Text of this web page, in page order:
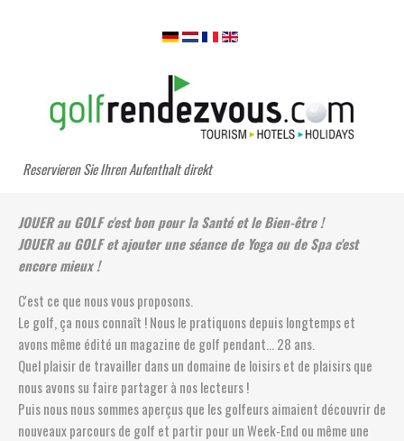
Reservieren Sie Ihren Aufenthalt direkt
JOUER au GOLF c'est bon pour la Santé et le Bien-être !
JOUER au GOLF et ajouter une séance de Yoga ou de Spa c'est
encore mieux !
C'est ce que nous vous proposons.
Le golf, ça nous connaît ! Nous le pratiquons depuis longtemps et
avons même édité un magazine de golf pendant... 28 ans.
Quel plaisir de travailler dans un domaine de loisirs et de plaisirs que
nous avons su faire partager à nos lecteurs !
Puis nous nous sommes aperçus que les golfeurs aimaient découvrir de
nouveaux parcours de golf et partir pour un Week-End ou même une